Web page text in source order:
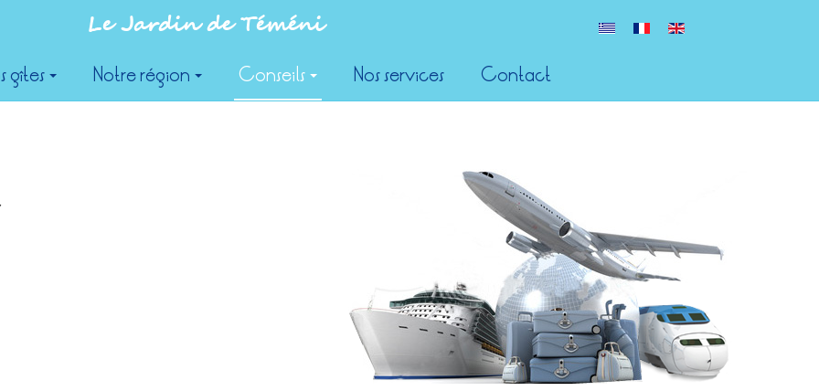
Le Jardin de Téméni
gîtes Notre région Conseils Nos services Contact